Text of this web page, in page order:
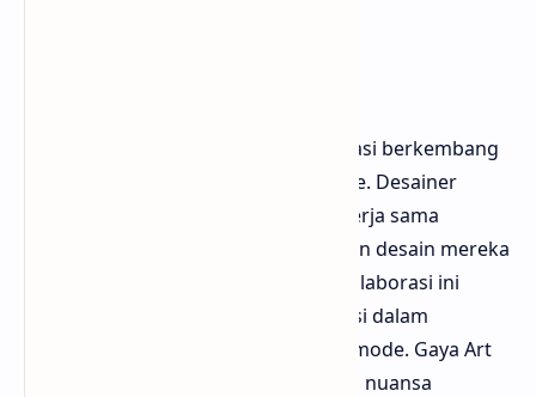
Memasuki abad ke-19, fashion ilustrasi berkembang
mengikuti kemewahan haute couture. Desainer
seperti Charles Frederick Worth bekerja sama
dengan ilustrator untuk menampilkan desain mereka
secara elegan. Bagi Bloggermuda, kolaborasi ini
menegaskan pentingnya seni ilustrasi dalam
membangun identitas visual rumah mode. Gaya Art
Nouveau dan Art Deco juga memberi nuansa